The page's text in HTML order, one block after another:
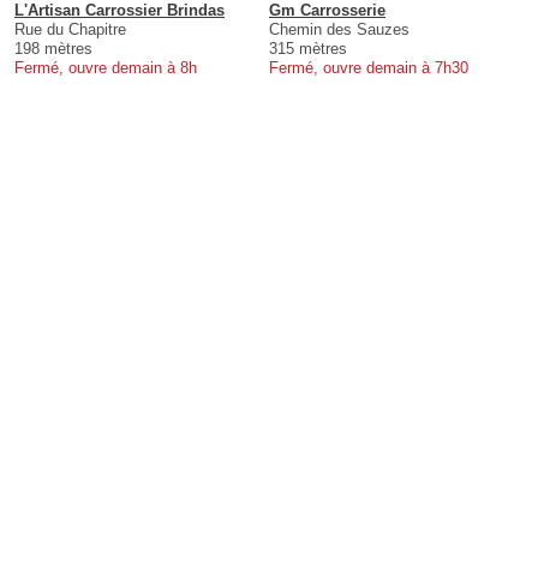
L'Artisan Carrossier Brindas
Rue du Chapitre
198 mètres
Fermé, ouvre demain à 8h
Gm Carrosserie
Chemin des Sauzes
315 mètres
Fermé, ouvre demain à 7h30